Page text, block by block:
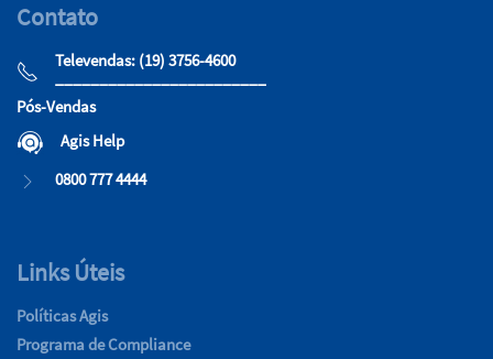
Contato
Televendas: (19) 3756-4600
Pós-Vendas
Agis Help
0800 777 4444
Links Úteis
Políticas Agis
Programa de Compliance